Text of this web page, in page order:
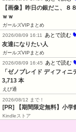
【画像】昨日の銀だこ、８
ｗｗ
ガールズVIPまとめ
2026/08/09 16:11
あとで読む
友達になりたい人
ガールズVIPまとめ
2026/08/09 16:45
あとで読む
「ゼノブレイド ディフィ
3,713 本
えび通
2026/08/12 まで！
[PR] 【期間限定無料】小学
Kindleストア